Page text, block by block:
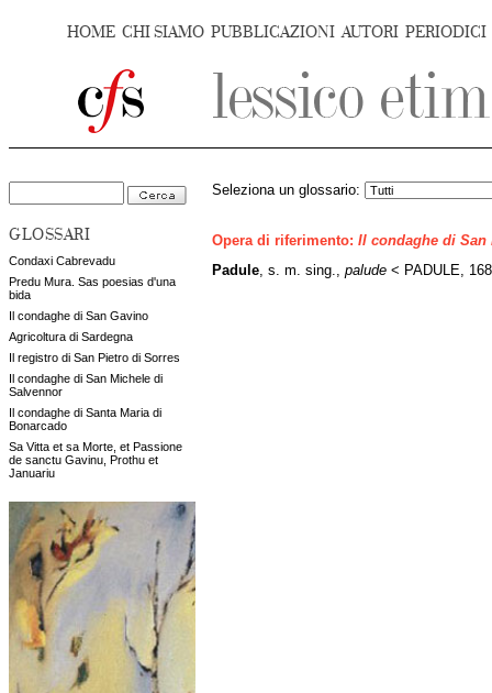
HOME CHI SIAMO PUBBLICAZIONI AUTORI PERIODICI
GLOSSARI
Condaxi Cabrevadu
Predu Mura. Sas poesias d'una
bida
Il condaghe di San Gavino
Agricoltura di Sardegna
Il registro di San Pietro di Sorres
Il condaghe di San Michele di
Salvennor
Il condaghe di Santa Maria di
Bonarcado
Sa Vitta et sa Morte, et Passione
de sanctu Gavinu, Prothu et
Januariu
Seleziona un glossario:
Opera di riferimento: Il condaghe di San
Padule , s. m. sing., palude < PADULE,